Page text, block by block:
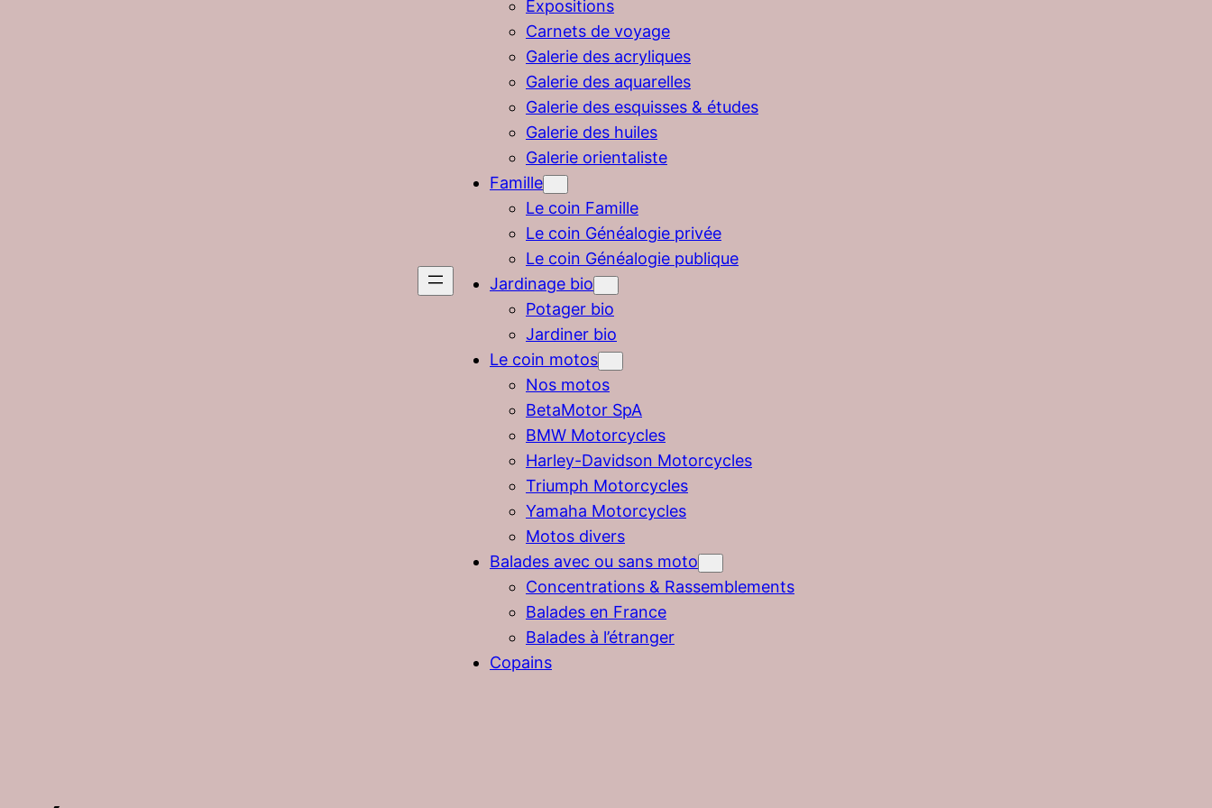
Expositions
Carnets de voyage
Galerie des acryliques
Galerie des aquarelles
Galerie des esquisses & études
Galerie des huiles
Galerie orientaliste
Famille
Le coin Famille
Le coin Généalogie privée
Le coin Généalogie publique
Jardinage bio
Potager bio
Jardiner bio
Le coin motos
Nos motos
BetaMotor SpA
BMW Motorcycles
Harley-Davidson Motorcycles
Triumph Motorcycles
Yamaha Motorcycles
Motos divers
Balades avec ou sans moto
Concentrations & Rassemblements
Balades en France
Balades à l’étranger
Copains